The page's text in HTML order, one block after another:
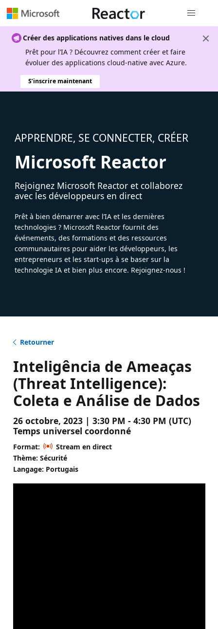
Créer des applications natives dans le cloud
Prêt pour l’IA ? Découvrez comment créer et faire
évoluer des applications cloud-native avec Azure.
S’inscrire maintenant
APPRENDRE, SE CONNECTER, CRÉER
Microsoft Reactor
Rejoignez Microsoft Reactor et collaborez
avec les développeurs en direct
Prêt à bien démarrer avec l’IA et les dernières
technologies ? Microsoft Reactor fournit des
événements, des formations et des ressources
communautaires pour aider les développeurs, les
entrepreneurs et les start-ups à se baser sur la
technologie IA et bien plus encore. Rejoignez-nous !
Retourner
Inteligência de Ameaças
(Threat Intelligence):
Coleta e Análise de Dados
26 octobre, 2023 | 3:30 PM - 4:30 PM (UTC)
Temps universel coordonné
Format:
Stream en direct
Thème: Sécurité
Langage: Portugais